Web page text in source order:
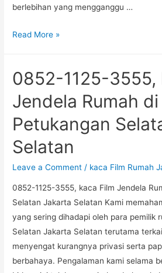
berlebihan yang mengganggu …
0852-
kaca
Jendela
Rumah
Petukangan
Utara
Read More »
0852-1125-3555,
Jendela Rumah di
Petukangan
Selatan
Leave a Comment / kaca Film Rumah
0852-1125-3555, kaca Film Jendela
Selatan Jakarta Selatan Kami
yang sering dihadapi oleh para pemilik
Selatan Jakarta Selatan terutama
menyengat kurangnya privasi serta
berbahaya. Pengalaman kami selama